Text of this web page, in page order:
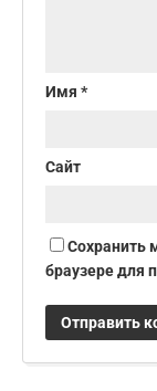
Имя *
Сайт
Сохранить
браузере для